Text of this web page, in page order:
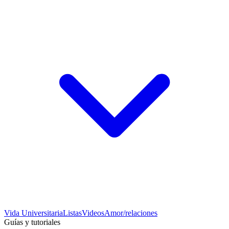
Vida UniversitariaListasVideosAmor/relaciones
Guías y tutoriales